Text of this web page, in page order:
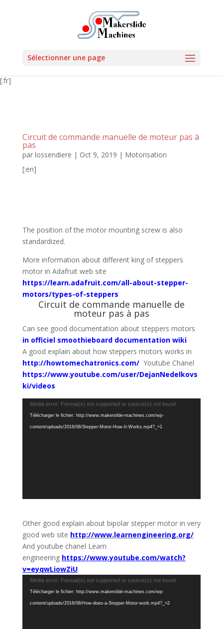
Sélectionner une page
[:fr]
Circuit de commande manuelle de moteur pas à
pas
par lossendiere | Oct 9, 2019 | Motorisation
[:en]
The position of the motor mounting screw is also
standardized.
More information about different king of steppers
motor in Adafruit web site
https://learn.adafruit.com/all-about-stepper-
motors/types-of-steppers
Circuit de commande manuelle de
moteur pas à pas
Can see good documentation about steppers motors
in officiel smoothieboard documentation wiki
A good explain about how steppers motors works in
http://howtomechatronics.com/Youtube Chanel
https://www.youtube.com/user/DejanNedelkovs
ki/videos
Lecteur
vidéo
Media error: Format(s) not supported or source(s) not found
Télécharger le fichier: http://www.makerslide-machines.com/wp-
content/uploads/2016/06/Stepper-Motor-How-It-Works.mp4?_=1
Other good explain about bipolar stepper motor in very
good web site http://www.learnengineering.org/
And youtube chanel Learn
engineering https://www.youtube.com/watch?
v=eyqwLiowZiU
Lecteur
vidéo
Media error: Format(s) not supported or source(s) not found
Télécharger le fichier: http://www.makerslide-machines.com/wp-
content/uploads/2016/06/How-does-a-Stepper-Motor-work.mp4?_=2